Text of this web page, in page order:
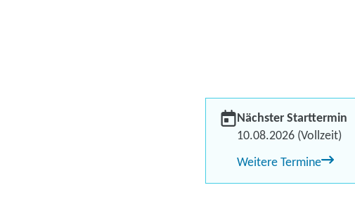
Nächster Starttermin
10.08.2026 (Vollzeit)
Weitere Termine